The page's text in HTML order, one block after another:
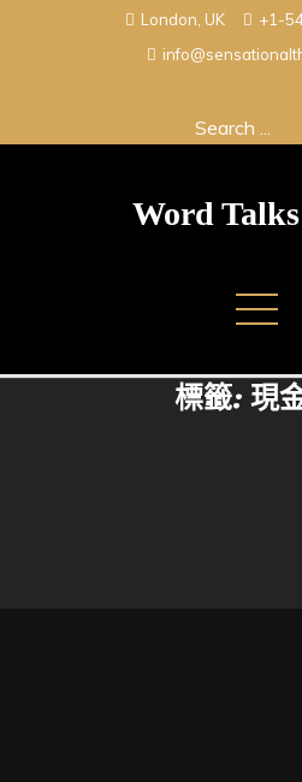
London, UK
+1-
Search
Word
標籤: 現